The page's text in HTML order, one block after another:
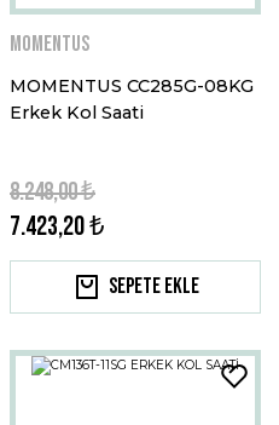
Momentus
MOMENTUS CC285G-08KG
Erkek Kol Saati
7.423,20 ₺
8.248,00 ₺
Sepete Ekle